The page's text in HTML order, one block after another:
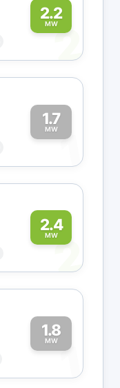
2.2
MW2
1.7
MW1
2.4
MW2
1.8
MW1